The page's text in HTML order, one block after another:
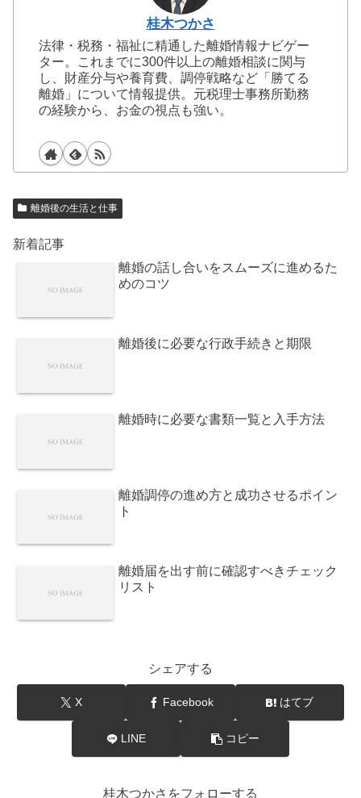
桂木つかさ
法律・税務・福祉に精通した離婚情報ナビゲー
ター。これまでに300件以上の離婚相談に関与
し、財産分与や養育費、調停戦略など「勝てる
離婚」について情報提供。元税理士事務所勤務
の経験から、お金の視点も強い。
離婚後の生活と仕事
新着記事
離婚の話し合いをスムーズに進めるた
めのコツ
離婚後に必要な行政手続きと期限
離婚時に必要な書類一覧と入手方法
離婚調停の進め方と成功させるポイン
ト
離婚届を出す前に確認すべきチェック
リスト
シェアする
X Facebook はてブ
LINE コピー
桂木つかさをフォローする